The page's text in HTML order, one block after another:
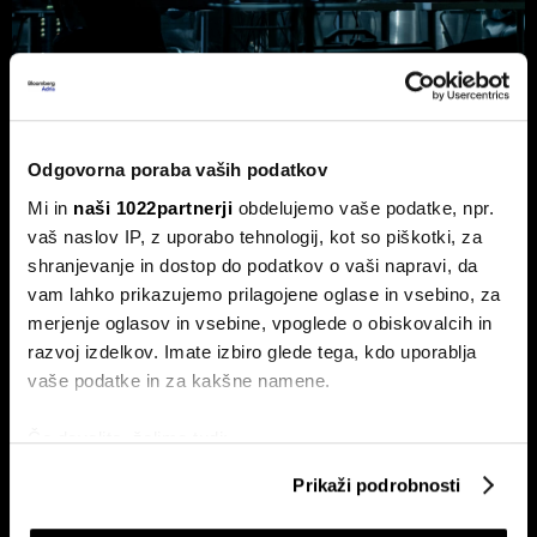
Odgovorna poraba vaših podatkov
Mi in naši 1022partnerji obdelujemo vaše podatke, npr.
vaš naslov IP, z uporabo tehnologij, kot so piškotki, za
shranjevanje in dostop do podatkov o vaši napravi, da
vam lahko prikazujemo prilagojene oglase in vsebino, za
merjenje oglasov in vsebine, vpoglede o obiskovalcih in
razvoj izdelkov. Imate izbiro glede tega, kdo uporablja
vaše podatke in za kakšne namene.
Če dovolite, želimo tudi:
Zbirati informacije o vaši geografski lokaciji, ki so
Identificirati napravo z aktivnim preverjanjem
Prikaži podrobnosti
Top 5 novic za začetek dneva: nov
val kibernetskih napadov na Wall
Streetu
To so najpomembnejše poslovne novice za začetek dneva.
možen danes ali jutri. Iran
Zadnji vlak za Iran?